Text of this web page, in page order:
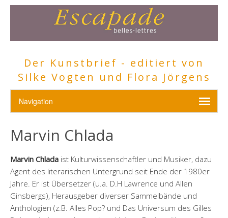
Der Kunstbrief - editiert von
Silke Vogten und Flora Jörgens
Marvin Chlada
Marvin Chlada ist Kulturwissenschaftler und Musiker, dazu
Agent des literarischen Untergrund seit Ende der 1980er
Jahre. Er ist Übersetzer (u.a. D.H Lawrence und Allen
Ginsbergs), Herausgeber diverser Sammelbände und
Anthologien (z.B. Alles Pop? und Das Universum des Gilles